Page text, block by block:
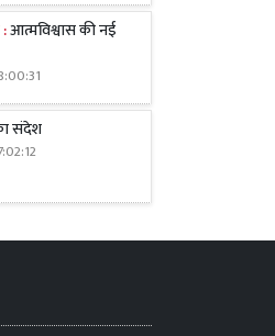
आत्मविश्वास की नई
संदेश